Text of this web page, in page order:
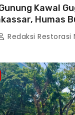
Kawal
Humas
Redaksi Restorasi